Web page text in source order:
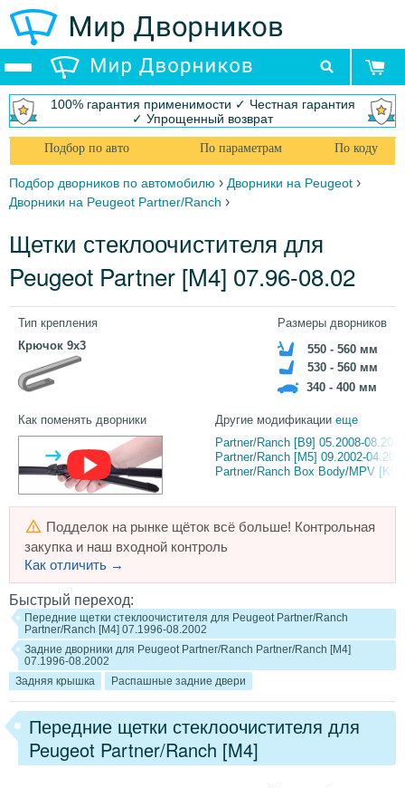
100% гарантия применимости ✓ Честная гарантия
✓ Упрощенный возврат
Подбор по авто По параметрам По коду
Подбор дворников по автомобилю › Дворники на Peugeot ›
Дворники на Peugeot Partner/Ranch ›
Щетки стеклоочистителя для
Peugeot Partner [M4] 07.96-08.02
Тип крепления
Крючок 9x3
Размеры дворников
550 - 560 мм
530 - 560 мм
340 - 400 мм
Как поменять дворники Другие модификации еще
Partner/Ranch [B9] 05.2008-08.2018
Partner/Ranch [M5] 09.2002-
Partner/Ranch Box Body/MPV
Подделок на рынке щёток всё больше! Контрольная
закупка и наш входной контроль
Как отличить →
Быстрый переход:
Передние щетки стеклоочистителя для Peugeot Partner/Ranch
Partner/Ranch [M4] 07.1996-08.2002
Задние дворники для Peugeot Partner/Ranch Partner/Ranch [M4]
07.1996-08.2002
Задняя крышка
Распашные задние двери
Передние щетки стеклоочистителя для
Peugeot Partner/Ranch [M4]